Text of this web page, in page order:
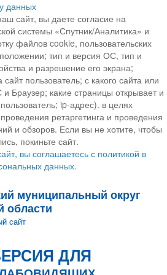
данных
сайт, вы даете согласие на
системы «Спутник/Аналитика» и
файлов cookie, пользовательских
тип и версия ОС, тип и
и разрешение его экрана;
пользователь; с какого сайта или
Браузер; какие страницы открывает и
ip-адрес). в целях
ретаргетинга и проведения
и обзоров. Если вы не хотите, чтобы
покиньте сайт.
вы соглашаетесь с политикой в
данных.